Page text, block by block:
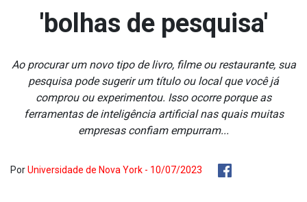
'bolhas de pesquisa'
Ao procurar um novo tipo de livro, filme ou restaurante, sua
pesquisa pode sugerir um título ou local que você já
comprou ou experimentou. Isso ocorre porque as
ferramentas de inteligência artificial nas quais muitas
empresas confiam empurram...
PorUniversidade de Nova York - 10/07/2023